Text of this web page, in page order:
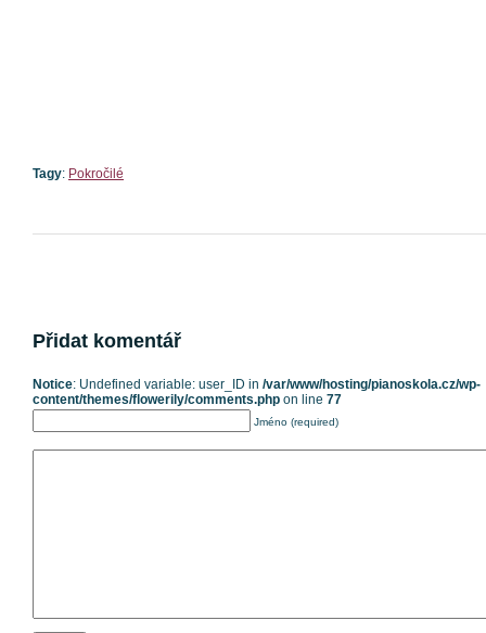
Tagy: Pokročilé
Přidat komentář
Notice: Undefined variable: user_ID in /var/www/hosting/pianoskola.cz/wp-
content/themes/flowerily/comments.php on line 77
Jméno (required)